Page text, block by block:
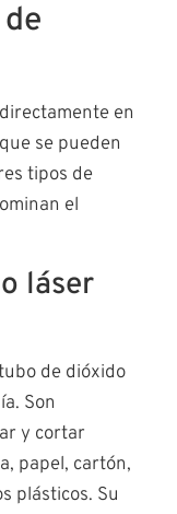
en
se pueden
tipos de
el
láser
de dióxido
Son
y cortar
papel, cartón,
plásticos. Su